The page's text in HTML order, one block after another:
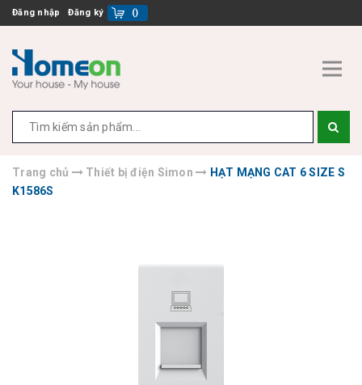
Đăng nhập Đăng ký ()
Trang chủ Thiết bị điện Simon
HẠT MẠNG CAT 6 SIZE S
K1586S